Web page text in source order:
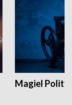
Magiel